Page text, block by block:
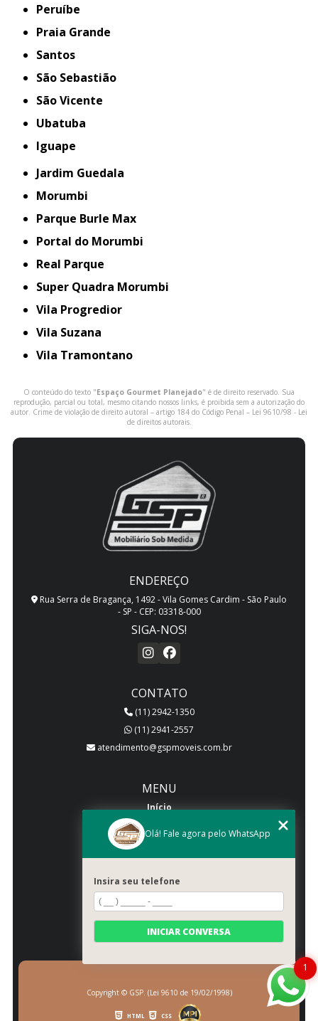
Peruíbe
Praia Grande
Santos
São Sebastião
São Vicente
Ubatuba
iguape
Jardim Guedala
Morumbi
Parque Burle Max
Portal do Morumbi
Real Parque
Super Quadra Morumbi
Vila Progredior
Vila Suzana
Vila Tramontano
O conteúdo do texto "Espaço Gourmet Planejado" é de direito reservado. Sua
reprodução, parcial ou total, mesmo citando nossos links, é proibida sem a autorização do
autor. Crime de violação de direito autoral – artigo 184 do Código Penal – Lei 9610/98 - Lei
de direitos autorais.
ENDEREÇO
Rua Serra de Bragança, 1492 - Vila Gomes Cardim - São Paulo
- SP - CEP: 03318-000
SIGA-NOS!
CONTATO
(11) 2942-1350
(11) 2941-2557
atendimento@gspmoveis.com.br
MENU
Início
Quem somos
Galeria
Categorias
Contato
Mapa do site
Copyright © GSP. (Lei 9610 de 19/02/1998)
HTML CSS
1
Olá! Fale agora pelo WhatsApp
Insira seu telefone
INICIAR CONVERSA